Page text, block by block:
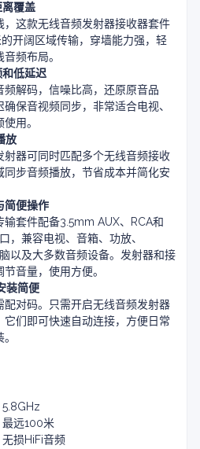
离覆盖
，这款无线音频发射器接收器套件
开阔区域传输，穿墙能力强，轻
频布局。
和低延迟
频解码，信噪比高，还原原音品
保音视频同步，非常适合电视、
用。
放
射器可同时匹配多个无线音频接收
同步音频播放，节省成本并简化安
简便操作
输套件配备3.5mm AUX、RCA和
，兼容电视、音箱、功放、
以及大多数音频设备。发射器和接
音量，使用方便。
装简便
配对码。只需开启无线音频发射器
它们即可快速自动连接，方便日常
远100米
损HiFi音频